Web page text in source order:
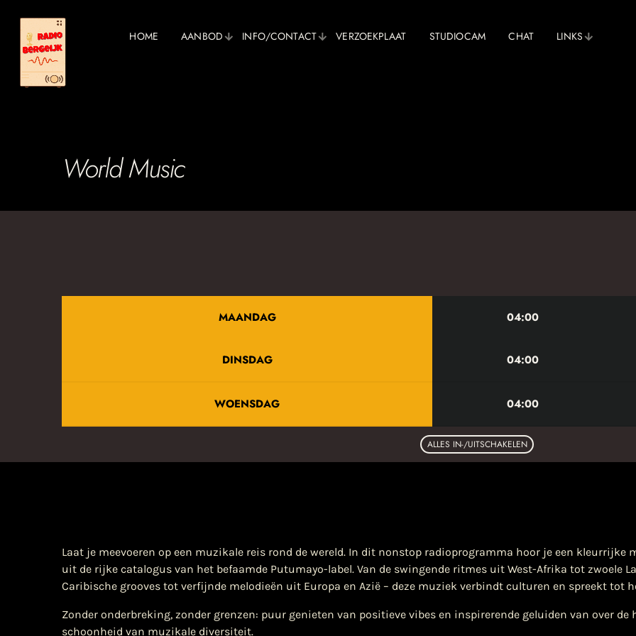
HOME AANBOD INFO/CONTACT VERZOEKPLAAT STUDIOCAM CHAT LINKS
World Music
MAANDAG 04:00
DINSDAG 04:00
WOENSDAG 04:00
ALLES IN-/UITSCHAKELEN
Laat je meevoeren op een muzikale reis rond de wereld. In dit nonstop radioprogramma hoor je een kleurrijke
uit de rijke catalogus van het befaamde Putumayo-label. Van de swingende ritmes uit West-Afrika tot zwoele
Caribische grooves tot verfijnde melodieën uit Europa en Azië – deze muziek verbindt culturen en spreekt tot
Zonder onderbreking, zonder grenzen: puur genieten van positieve vibes en inspirerende geluiden van over de
schoonheid van muzikale diversiteit.